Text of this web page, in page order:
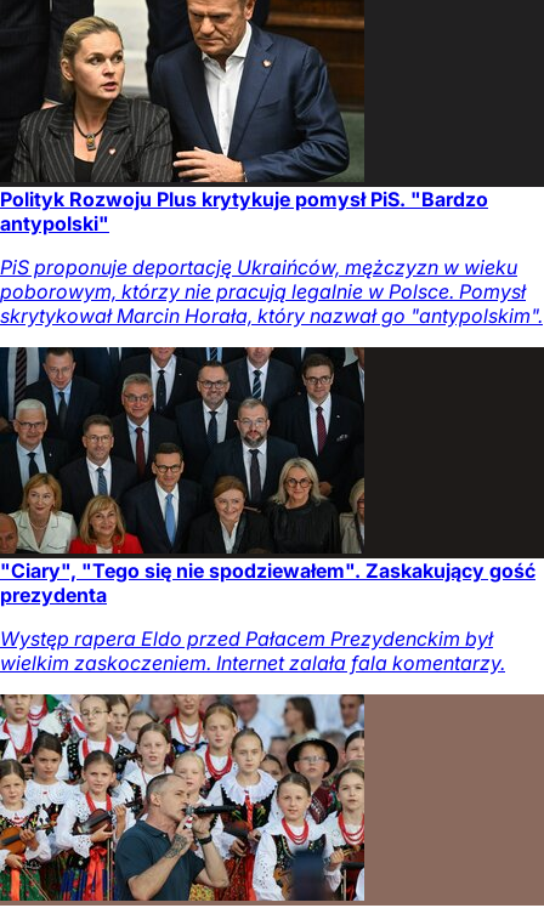
Polityk Rozwoju Plus krytykuje pomysł PiS. "Bardzo
antypolski"
PiS proponuje deportację Ukraińców, mężczyzn w wieku
poborowym, którzy nie pracują legalnie w Polsce. Pomysł
skrytykował Marcin Horała, który nazwał go "antypolskim".
"Ciary", "Tego się nie spodziewałem". Zaskakujący gość
prezydenta
Występ rapera Eldo przed Pałacem Prezydenckim był
wielkim zaskoczeniem. Internet zalała fala komentarzy.